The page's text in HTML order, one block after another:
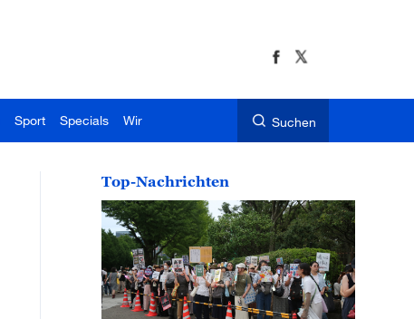
Sport Specials Wir Suchen
Top-Nachrichten